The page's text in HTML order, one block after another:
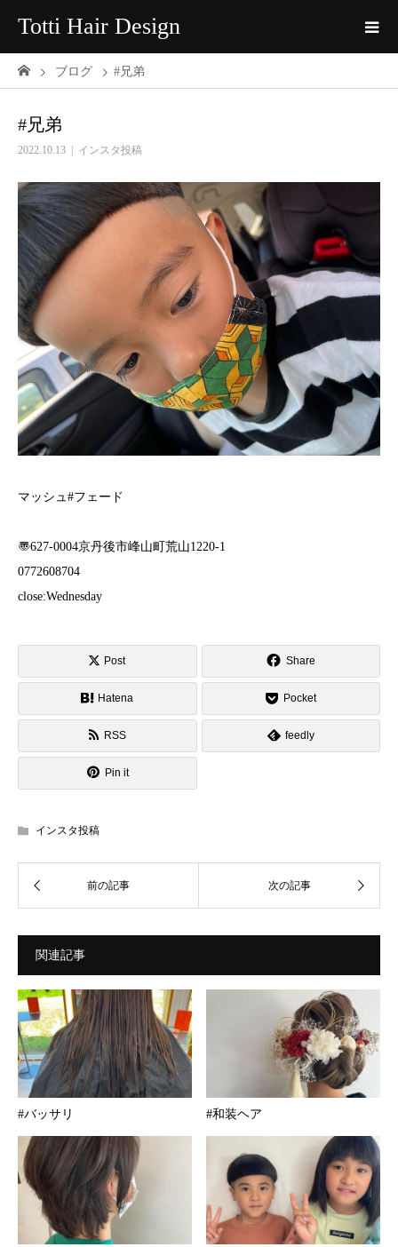
Totti Hair Design
ブログ #兄弟
#兄弟
2022.10.13 インスタ投稿
マッシュ#フェード
〠627-0004京丹後市峰山町荒山1220-1
︎0772608704
close:Wednesday
Post Share
Hatena Pocket
RSS feedly
Pin it
インスタ投稿
関連記事
#バッサリ #和装ヘア